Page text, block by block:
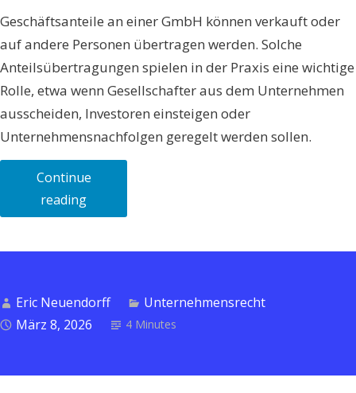
Geschäftsanteile an einer GmbH können verkauft oder
auf andere Personen übertragen werden. Solche
Anteilsübertragungen spielen in der Praxis eine wichtige
Rolle, etwa wenn Gesellschafter aus dem Unternehmen
ausscheiden, Investoren einsteigen oder
Unternehmensnachfolgen geregelt werden sollen.
Continue
reading„GmbH-
Anteile
Ablauf,
gesetzliche
und
Eric Neuendorff
Unternehmensrecht
März 8, 2026
4 Minutes